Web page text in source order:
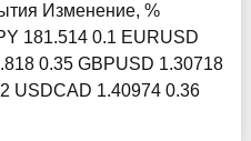
Изменение, %
181.514 0.1 EURUSD
0.35 GBPUSD 1.30718
USDCAD 1.40974 0.36